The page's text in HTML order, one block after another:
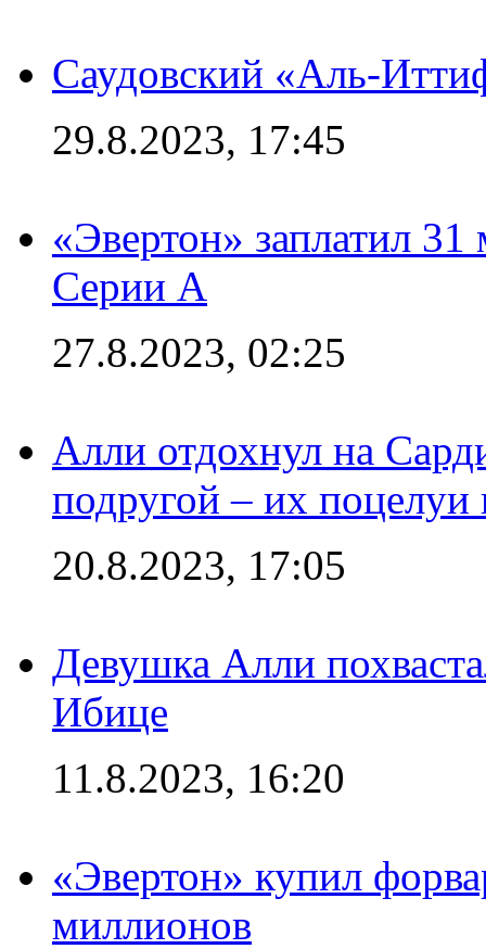
Саудовский «Аль-
29.8.2023, 17:45
«Эвертон» заплатил
Серии А
27.8.2023, 02:25
Алли отдохнул на
подругой – их поцелуи
20.8.2023, 17:05
Девушка Алли
Ибице
11.8.2023, 16:20
«Эвертон» купил
миллионов